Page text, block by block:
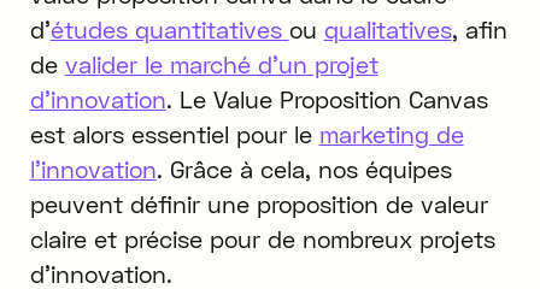
d'études quantitatives ou qualitatives, afin
de valider le marché d'un projet
d'innovation. Le Value Proposition Canvas
est alors essentiel pour le marketing de
l'innovation. Grâce à cela, nos équipes
peuvent définir une proposition de valeur
claire et précise pour de nombreux projets
d'innovation.